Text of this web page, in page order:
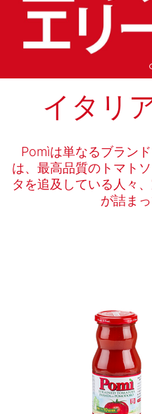
イタリ
Pomìは単なるブラン
は、最高品質のトマト
タを追及している人々
が詰まっ